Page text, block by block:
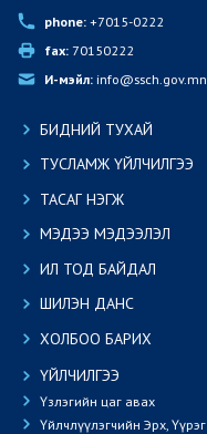
phone: +7015-0222
fax: 70150222
И-мэйл: info@ssch.gov.mn
БИДНИЙ ТУХАЙ
ТУСЛАМЖ ҮЙЛЧИЛГЭЭ
ТАСАГ НЭГЖ
МЭДЭЭ МЭДЭЭЛЭЛ
ИЛ ТОД БАЙДАЛ
ШИЛЭН ДАНС
ХОЛБОО БАРИХ
ҮЙЛЧИЛГЭЭ
Үзлэгийн цаг авах
Үйлчлүүлэгчийн Эрх, Үүрэг